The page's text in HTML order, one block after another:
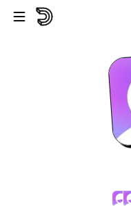
Skip to main content